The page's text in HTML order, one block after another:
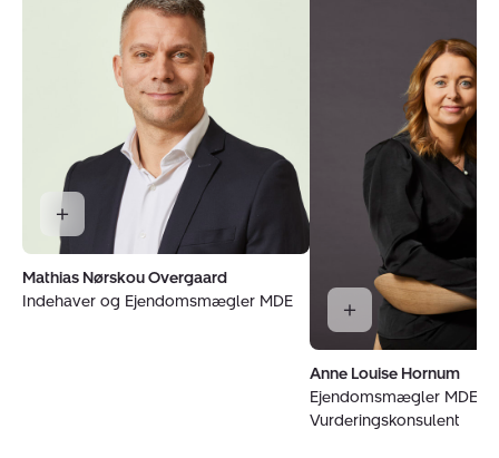
Mathias Nørskou Overgaard
Indehaver og Ejendomsmægler MDE
Anne Louise Hornum
Ejendomsmægler MDE
Vurderingskonsulent